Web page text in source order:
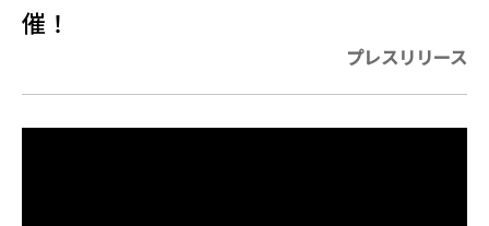
催！
プレスリリース